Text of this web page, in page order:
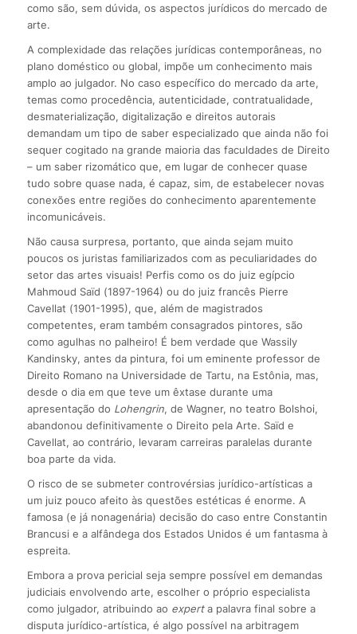
como são, sem dúvida, os aspectos jurídicos do mercado de
arte.
A complexidade das relações jurídicas contemporâneas, no
plano doméstico ou global, impõe um conhecimento mais
amplo ao julgador. No caso específico do mercado da arte,
temas como procedência, autenticidade, contratualidade,
desmaterialização, digitalização e direitos autorais
demandam um tipo de saber especializado que ainda não foi
sequer cogitado na grande maioria das faculdades de Direito
– um saber rizomático que, em lugar de conhecer quase
tudo sobre quase nada, é capaz, sim, de estabelecer novas
conexões entre regiões do conhecimento aparentemente
incomunicáveis.
Não causa surpresa, portanto, que ainda sejam muito
poucos os juristas familiarizados com as peculiaridades do
setor das artes visuais! Perfis como os do juiz egípcio
Mahmoud Saïd (1897-1964) ou do juiz francês Pierre
Cavellat (1901-1995), que, além de magistrados
competentes, eram também consagrados pintores, são
como agulhas no palheiro! É bem verdade que Wassily
Kandinsky, antes da pintura, foi um eminente professor de
Direito Romano na Universidade de Tartu, na Estônia, mas,
desde o dia em que teve um êxtase durante uma
apresentação do Lohengrin, de Wagner, no teatro Bolshoi,
abandonou definitivamente o Direito pela Arte. Saïd e
Cavellat, ao contrário, levaram carreiras paralelas durante
boa parte da vida.
O risco de se submeter controvérsias jurídico-artísticas a
um juiz pouco afeito às questões estéticas é enorme. A
famosa (e já nonagenária) decisão do caso entre Constantin
Brancusi e a alfândega dos Estados Unidos é um fantasma à
espreita.
Embora a prova pericial seja sempre possível em demandas
judiciais envolvendo arte, escolher o próprio especialista
como julgador, atribuindo ao experta palavra final sobre a
disputa jurídico-artística, é algo possível na arbitragem